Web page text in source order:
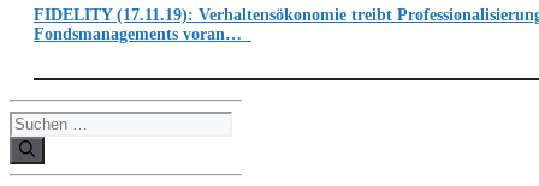
FIDELITY (17.11.19): Verhaltensökonomie treibt
Fondsmanagements voran…
Suchen
nach: